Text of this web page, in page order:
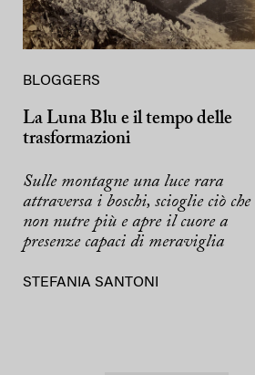
BLOGGERS
La Luna Blu e il tempo delle
trasformazioni
Sulle montagne una luce rara
attraversa i boschi, scioglie ciò che
non nutre più e apre il cuore a
presenze capaci di meraviglia
STEFANIA SANTONI